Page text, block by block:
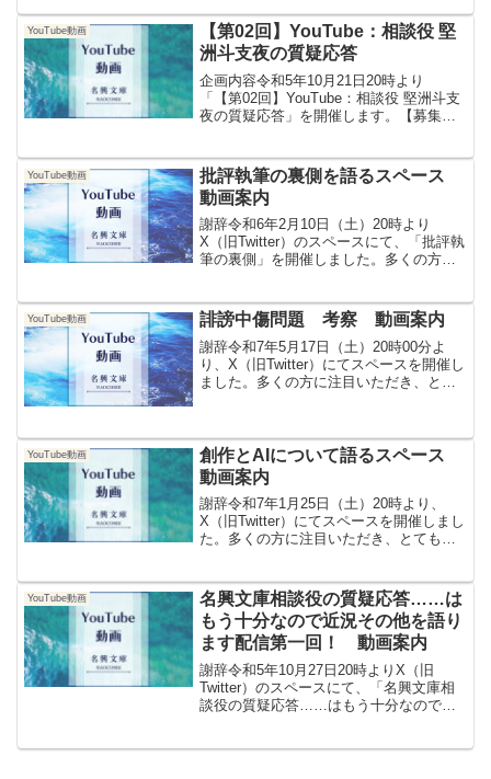
ついて・名興文庫の今後の予定につい
て・名興文...
YouTube動画
【第02回】YouTube：相談役 堅
洲斗支夜の質疑応答
企画内容令和5年10月21日20時より
「【第02回】YouTube：相談役 堅洲斗支
夜の質疑応答」を開催します。【募集内
運営について・名興文庫の今後の予定に
ついて・名興...
YouTube動画
批評執筆の裏側を語るスペース
動画案内
謝辞令和6年2月10日（土）20時より
X（旧Twitter）のスペースにて、「批評執
筆の裏側」を開催しました。多くの方に
協力くださった皆様、ありがとうござい
ます！企画詳...
YouTube動画 誹謗中傷問題 考察 動画案内
謝辞令和7年5月17日（土）20時00分よ
り、X（旧Twitter）にてスペースを開催し
ました。多くの方に注目いただき、とて
「ナルスラヤ...
YouTube動画
創作とAIについて語るスペース
動画案内
謝辞令和7年1月25日（土）20時より、
X（旧Twitter）にてスペースを開催しまし
た。多くの方に注目いただき、とても嬉
りがとうございます。参考記事動画今後
の予定スペ...
YouTube動画
名興文庫相談役の質疑応答……は
もう十分なので近況その他を語り
ます配信第一回！ 動画案内
謝辞令和5年10月27日20時よりX（旧
Twitter）のスペースにて、「名興文庫相
談役の質疑応答……はもう十分なので近